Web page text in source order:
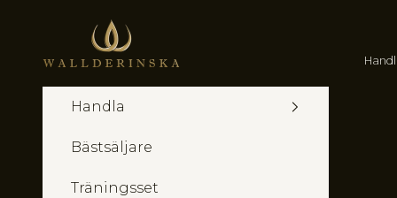
Wallderinska
Handla
Bästsäljare
Träningsset